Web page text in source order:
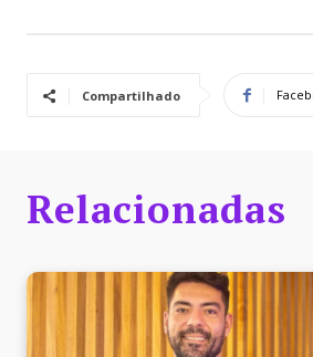
Compartilhado
Relacionadas